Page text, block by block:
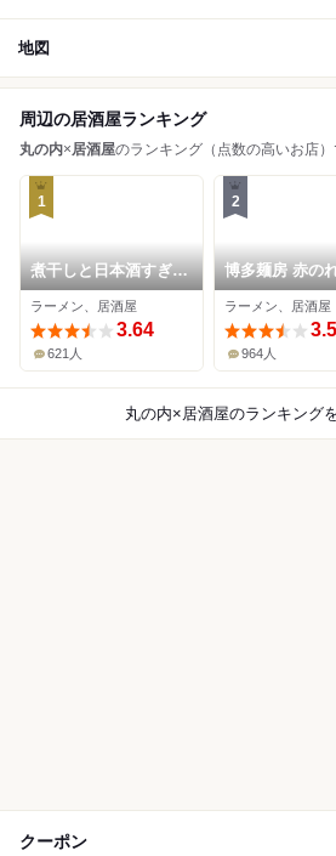
地図
周辺の居酒屋ランキング
丸の内×居酒屋のランキング（点数の高いお店）
1
煮干しと日本酒すぎだ
ま
ラーメン、居酒屋
3.64
621人
2
博多麺房 赤の
ビル店
ラーメン、居酒屋
964人
丸の内×居酒屋のランキング
クーポン